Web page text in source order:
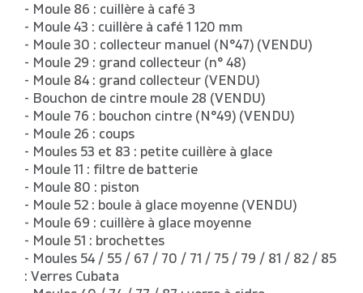
- Moule 86 : cuillère à café 3
- Moule 43 : cuillère à café 1 120 mm
- Moule 30 : collecteur manuel (N°47) (VENDU)
- Moule 29 : grand collecteur (n° 48)
- Moule 84 : grand collecteur (VENDU)
- Bouchon de cintre moule 28 (VENDU)
- Moule 76 : bouchon cintre (N°49) (VENDU)
- Moule 26 : coups
- Moules 53 et 83 : petite cuillère à glace
- Moule 11 : filtre de batterie
- Moule 80 : piston
- Moule 52 : boule à glace moyenne (VENDU)
- Moule 69 : cuillère à glace moyenne
- Moule 51 : brochettes
- Moules 54 / 55 / 67 / 70 / 71 / 75 / 79 / 81 / 82 / 85
: Verres Cubata